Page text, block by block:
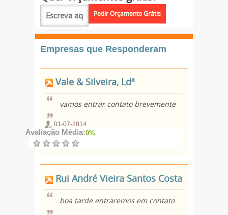
Empresas que Responderam
Vale & Silveira, Ldª
vamos entrar contato brevemente
01-07-2014
Avaliação Média:0%
Rui André Vieira Santos Costa
boa tarde entraremos em contato